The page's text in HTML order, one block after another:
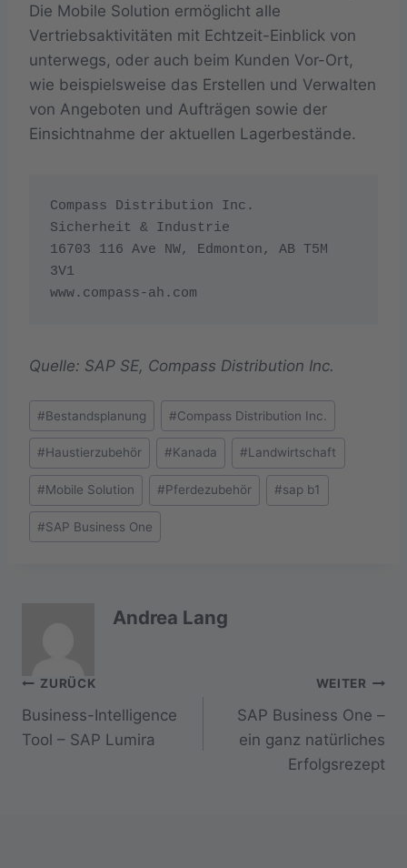
Die Mobile Solution ermöglicht alle
Vertriebsaktivitäten mit Echtzeit-Einblick von
unterwegs, oder auch beim Kunden Vor-Ort,
wie beispielsweise das Erstellen und Verwalten
von Angeboten und Aufträgen sowie der
Einsichtnahme der aktuellen Lagerbestände.
Compass Distribution Inc.
Sicherheit & Industrie
16703 116 Ave NW, Edmonton, AB T5M
3V1
www.compass-ah.com
Quelle: SAP SE, Compass Distribution Inc.
Schlagworte:
#Bestandsplanung #Compass Distribution Inc.
#Haustierzubehör #Kanada #Landwirtschaft
#Mobile Solution #Pferdezubehör #sap b1
#SAP Business One
Andrea Lang
Beitragsnavigation
ZURÜCK
Business-Intelligence
Tool – SAP Lumira
WEITER
SAP Business One –
ein ganz natürliches
Erfolgsrezept